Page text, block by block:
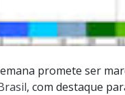
promete ser
, com destaque